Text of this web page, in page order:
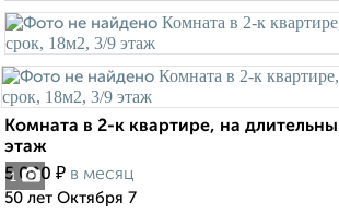
1
Комната в 2-к квартире, на
этаж
5 000 ₽ в месяц
50 лет Октября 7